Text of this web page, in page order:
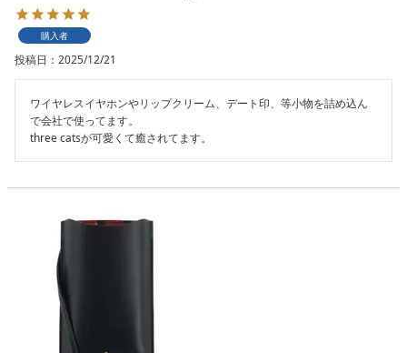
購入者
投稿日 2025/12/21
ワイヤレスイヤホンやリップクリーム、デート印、等小物を詰め込ん
で会社で使ってます。
three catsが可愛くて癒されてます。